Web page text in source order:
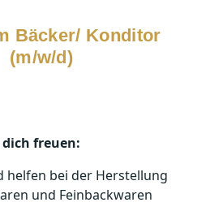
Bäcker/ Konditor
(m/w/d)
freuen:
helfen bei der Herstellung
und Feinbackwaren